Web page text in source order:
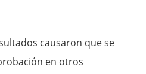
causaron que se
en otros